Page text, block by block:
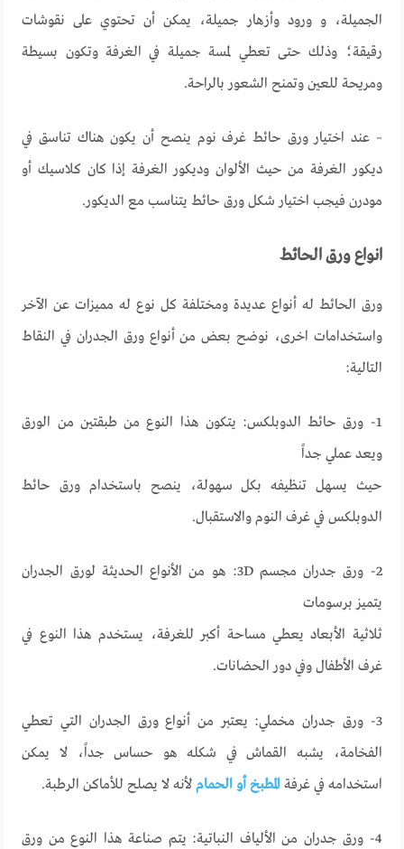
الجميلة، و ورود وأزهار جميلة، يمكن أن تحتوي على نقوشات
رقيقة؛ وذلك حتى تعطي لمسة جميلة في الغرفة وتكون بسيطة
ومريحة للعين وتمنح الشعور بالراحة.
– عند اختيار ورق حائط غرف نوم ينصح أن يكون هناك تناسق في
ديكور الغرفة من حيث الألوان وديكور الغرفة إذا كان كلاسيك أو
مودرن فيجب اختيار شكل ورق حائط يتناسب مع الديكور.
انواع ورق الحائط
ورق الحائط له أنواع عديدة ومختلفة كل نوع له مميزات عن الآخر
واستخدامات اخرى، نوضح بعض من أنواع ورق الجدران في النقاط
التالية:
1- ورق حائط الدوبلكس: يتكون هذا النوع من طبقتين من الورق
ويعد عملي جداً
حيث يسهل تنظيفه بكل سهولة، ينصح باستخدام ورق حائط
الدوبلكس في غرف النوم والاستقبال.
2- ورق جدران مجسم 3D: هو من الأنواع الحديثة لورق الجدران
يتميز برسومات
ثلاثية الأبعاد يعطي مساحة أكبر للغرفة، يستخدم هذا النوع في
غرف الأطفال وفي دور الحضانات.
3- ورق جدران مخملي: يعتبر من أنواع ورق الجدران التي تعطي
الفخامة، يشبه القماش في شكله هو حساس جداً، لا يمكن
استخدامه في غرفةالمطبخ أو الحمام لأنه لا يصلح للأماكن الرطبة.
4- ورق جدران من الألياف النباتية: يتم صناعة هذا النوع من ورق